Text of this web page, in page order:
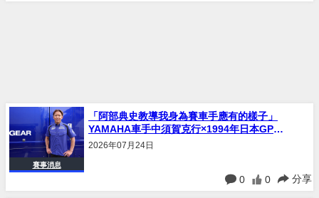
賽事消息
「阿部典史教導我身為賽車手應有的樣子」
YAMAHA車手中須賀克行×1994年日本GP衝
擊×2007年全日本對決憶阿部典史Norick｜連
2026年07月24日
0 0 分享